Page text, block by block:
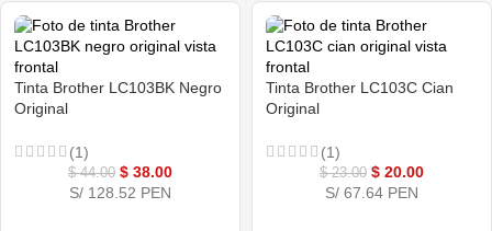
Tinta Brother LC103BK Negro
Original
(1)
$44.00 $ 38.00
S/ 128.52 PEN
Tinta Brother LC103C Cian
Original
(1)
$23.00 $ 20.00
S/ 67.64 PEN